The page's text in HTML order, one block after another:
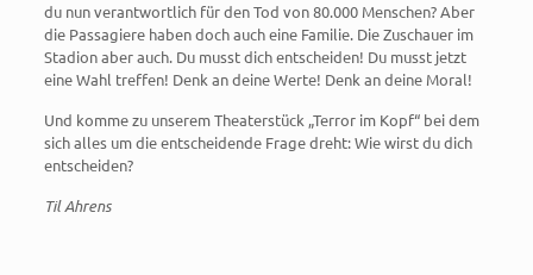
du nun verantwortlich für den Tod von 80.000 Menschen? Aber
die Passagiere haben doch auch eine Familie. Die Zuschauer im
Stadion aber auch. Du musst dich entscheiden! Du musst jetzt
eine Wahl treffen! Denk an deine Werte! Denk an deine Moral!
Und komme zu unserem Theaterstück „Terror im Kopf“ bei dem
sich alles um die entscheidende Frage dreht: Wie wirst du dich
entscheiden?
Til Ahrens